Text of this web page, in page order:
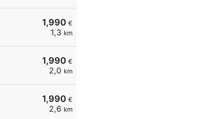
1,990 €
1,3 km
1,990 €
2,0 km
1,990 €
2,6 km